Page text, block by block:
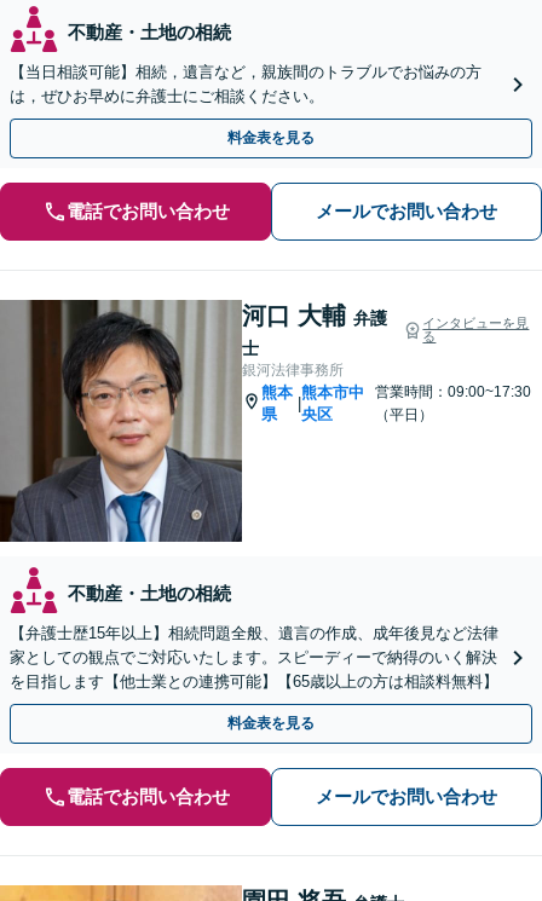
不動産・土地の相続
【当日相談可能】相続，遺言など，親族間のトラブルでお悩みの方
は，ぜひお早めに弁護士にご相談ください。
料金表を見る
電話でお問い合わせ メールでお問い合わせ
河口 大輔 弁護
士
インタビューを見
る
銀河法律事務所
熊本
県
熊本市中
央区
営業時間：09:00~17:30
（平日）
不動産・土地の相続
【弁護士歴15年以上】相続問題全般、遺言の作成、成年後見など法律
家としての観点でご対応いたします。スピーディーで納得のいく解決
を目指します【他士業との連携可能】【65歳以上の方は相談料無料】
料金表を見る
電話でお問い合わせ メールでお問い合わせ